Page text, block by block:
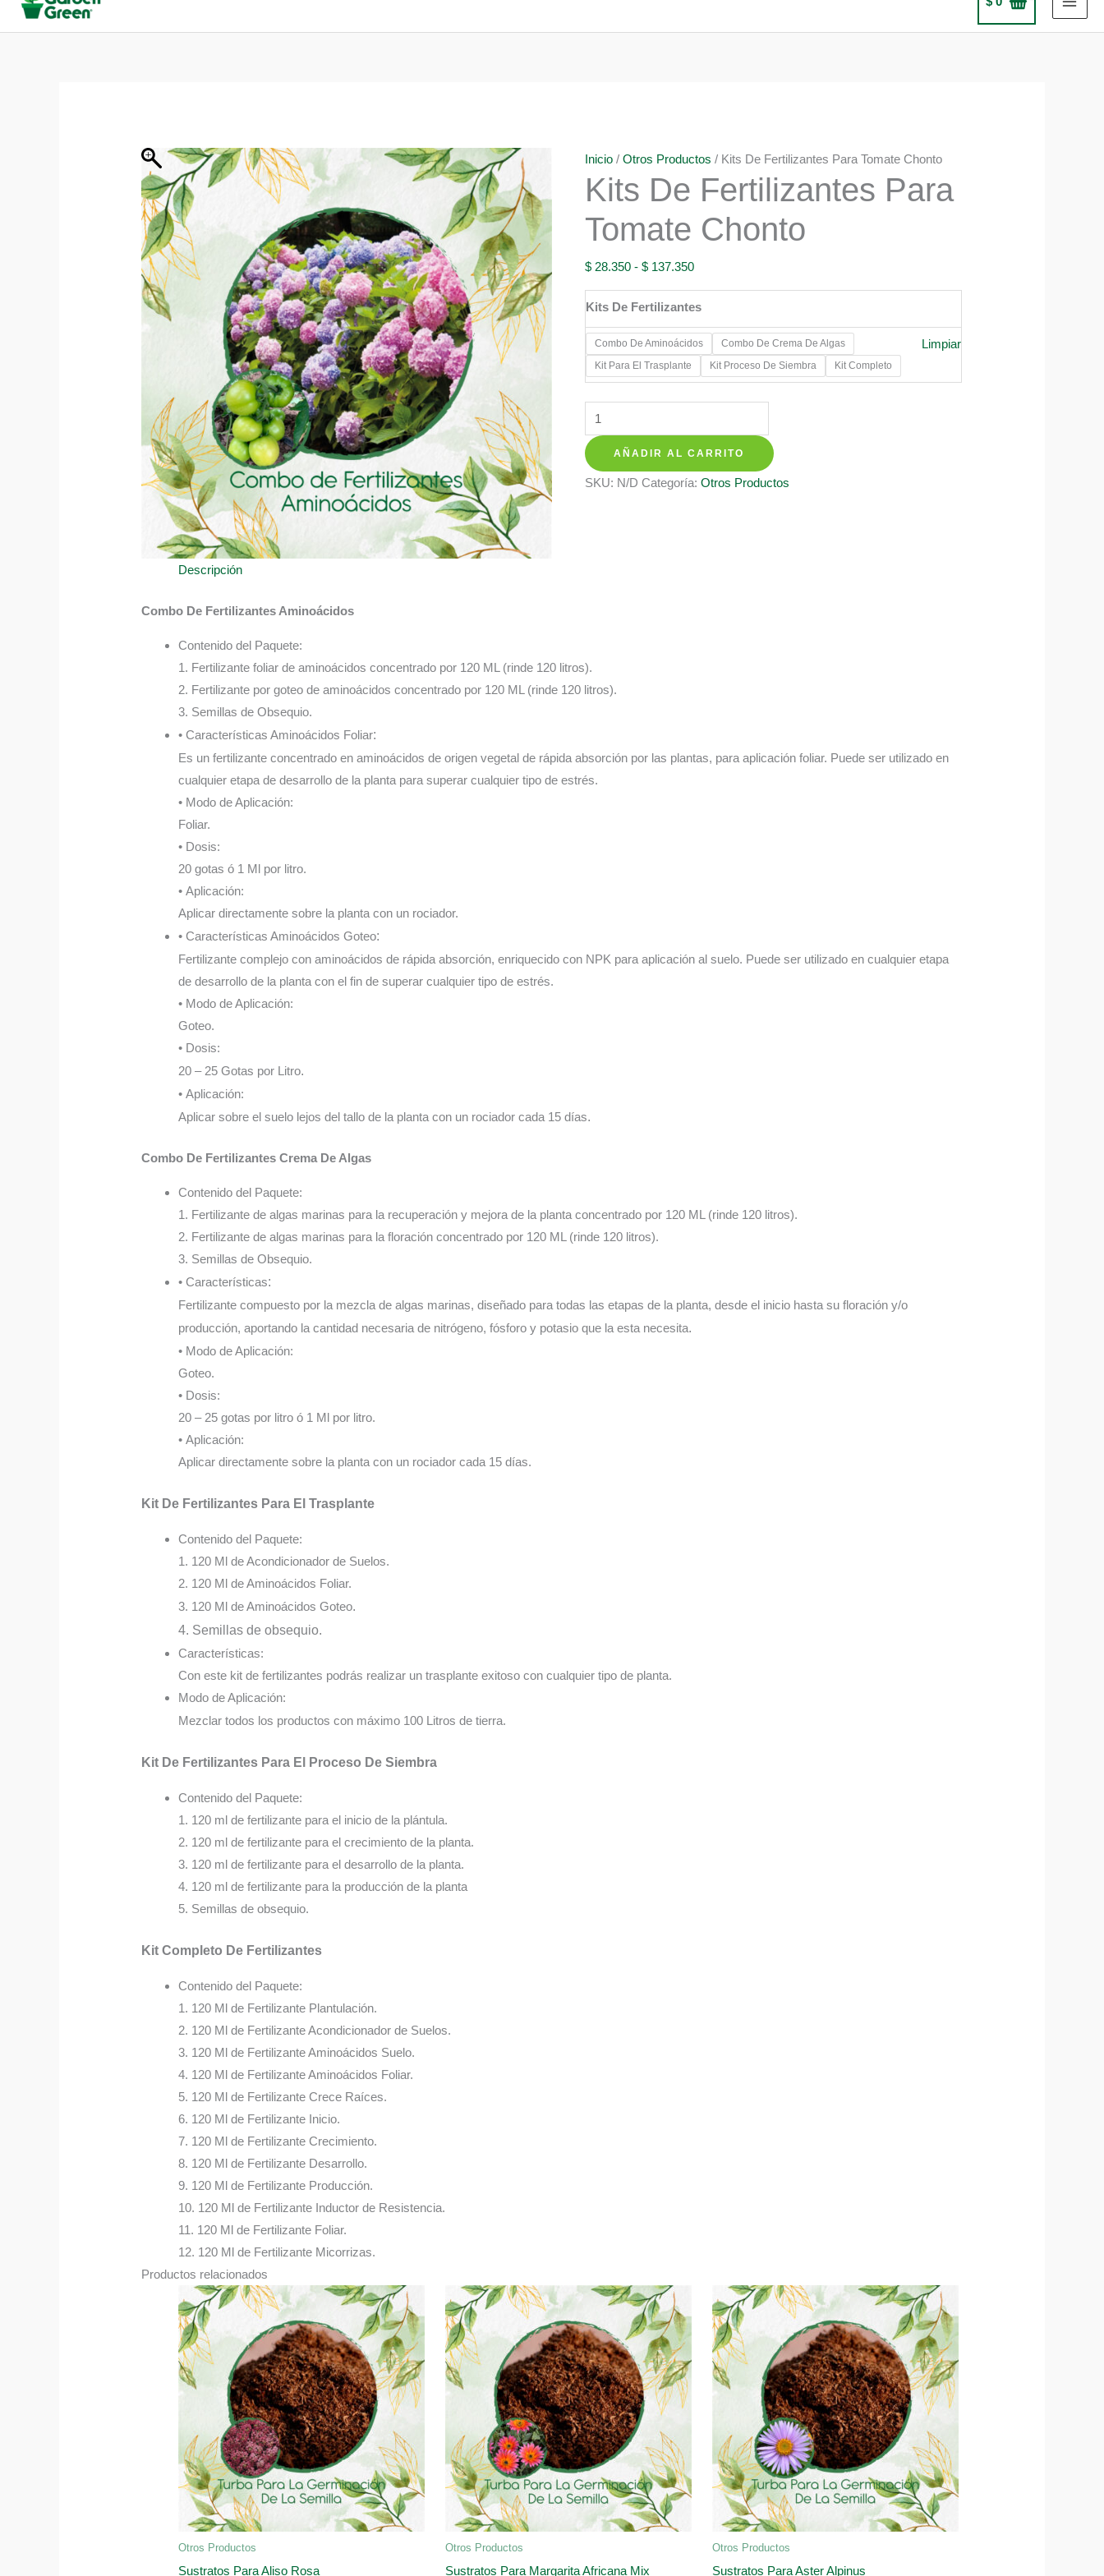
Inicio / Otros Productos / Kits De Fertilizantes Para Tomate Chonto
Kits De Fertilizantes Para
Tomate Chonto
$ 28.350 - $ 137.350Rango
de
precios:
desde
$ 28.350
hasta
$ 137.350
Kits De Fertilizantes
Combo De Aminoácidos
Combo De Crema De Algas
Kit Para El Trasplante
Kit Proceso De Siembra Kit Completo
Limpiar
Kits
De
Fertilizantes
Para
AÑADIR AL CARRITO
SKU: N/D Categoría: Otros Productos
Descripción
Combo De Fertilizantes Aminoácidos
Contenido del Paquete:
1. Fertilizante foliar de aminoácidos concentrado por 120 ML (rinde 120 litros).
2. Fertilizante por goteo de aminoácidos concentrado por 120 ML (rinde 120 litros).
3. Semillas de Obsequio.
• Características Aminoácidos Foliar:
Es un fertilizante concentrado en aminoácidos de origen vegetal de rápida absorción por las plantas, para aplicación foliar. Puede ser utilizado en
cualquier etapa de desarrollo de la planta para superar cualquier tipo de estrés.
• Modo de Aplicación:
Foliar.
• Dosis:
20 gotas ó 1 Ml por litro.
• Aplicación:
Aplicar directamente sobre la planta con un rociador.
• Características Aminoácidos Goteo:
Fertilizante complejo con aminoácidos de rápida absorción, enriquecido con NPK para aplicación al suelo. Puede ser utilizado en cualquier etapa
de desarrollo de la planta con el fin de superar cualquier tipo de estrés.
• Modo de Aplicación:
Goteo.
• Dosis:
20 – 25 Gotas por Litro.
• Aplicación:
Aplicar sobre el suelo lejos del tallo de la planta con un rociador cada 15 días.
Combo De Fertilizantes Crema De Algas
Contenido del Paquete:
1. Fertilizante de algas marinas para la recuperación y mejora de la planta concentrado por 120 ML (rinde 120 litros).
2. Fertilizante de algas marinas para la floración concentrado por 120 ML (rinde 120 litros).
3. Semillas de Obsequio.
• Características:
Fertilizante compuesto por la mezcla de algas marinas, diseñado para todas las etapas de la planta, desde el inicio hasta su floración y/o
producción, aportando la cantidad necesaria de nitrógeno, fósforo y potasio que la esta necesita.
• Modo de Aplicación:
Goteo.
• Dosis:
20 – 25 gotas por litro ó 1 Ml por litro.
• Aplicación:
Aplicar directamente sobre la planta con un rociador cada 15 días.
Kit De Fertilizantes Para El Trasplante
Contenido del Paquete:
1. 120 Ml de Acondicionador de Suelos.
2. 120 Ml de Aminoácidos Foliar.
3. 120 Ml de Aminoácidos Goteo.
4. Semillas de obsequio.
Características:
Con este kit de fertilizantes podrás realizar un trasplante exitoso con cualquier tipo de planta.
Modo de Aplicación:
Mezclar todos los productos con máximo 100 Litros de tierra.
Kit De Fertilizantes Para El Proceso De Siembra
Contenido del Paquete:
1. 120 ml de fertilizante para el inicio de la plántula.
2. 120 ml de fertilizante para el crecimiento de la planta.
3. 120 ml de fertilizante para el desarrollo de la planta.
4. 120 ml de fertilizante para la producción de la planta
5. Semillas de obsequio.
Kit Completo De Fertilizantes
Contenido del Paquete:
1. 120 Ml de Fertilizante Plantulación.
2. 120 Ml de Fertilizante Acondicionador de Suelos.
3. 120 Ml de Fertilizante Aminoácidos Suelo.
4. 120 Ml de Fertilizante Aminoácidos Foliar.
5. 120 Ml de Fertilizante Crece Raíces.
6. 120 Ml de Fertilizante Inicio.
7. 120 Ml de Fertilizante Crecimiento.
8. 120 Ml de Fertilizante Desarrollo.
9. 120 Ml de Fertilizante Producción.
10. 120 Ml de Fertilizante Inductor de Resistencia.
11. 120 Ml de Fertilizante Foliar.
12. 120 Ml de Fertilizante Micorrizas.
Productos relacionados
Otros Productos
Sustratos Para Aliso Rosa
Otros Productos
Sustratos Para Margarita Africana Mix
Otros Productos
Sustratos Para Aster Alpinus